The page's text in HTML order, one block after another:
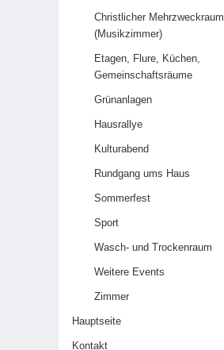
Christlicher Mehrzweckraum
(Musikzimmer)
Etagen, Flure, Küchen,
Gemeinschaftsräume
Grünanlagen
Hausrallye
Kulturabend
Rundgang ums Haus
Sommerfest
Sport
Wasch- und Trockenraum
Weitere Events
Zimmer
Hauptseite
Kontakt